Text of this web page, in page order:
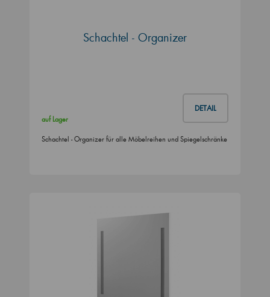
Schachtel - Organizer
DETAIL
auf Lager
Schachtel - Organizer für alle Möbelreihen und Spiegelschränke